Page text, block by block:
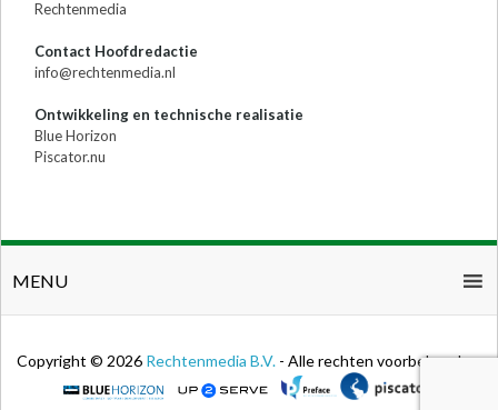
Rechtenmedia
Contact Hoofdredactie
info@rechtenmedia.nl
Ontwikkeling en technische realisatie
Blue Horizon
Piscator.nu
MENU
Copyright © 2026 Rechtenmedia B.V. - Alle rechten voorbehouden.